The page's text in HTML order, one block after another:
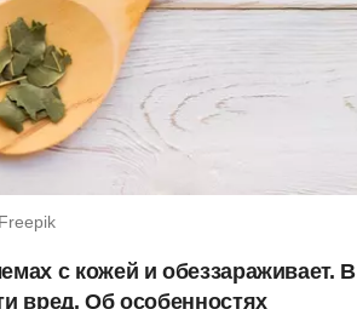
с кожей и обеззараживает. В
вред. Об особенностях